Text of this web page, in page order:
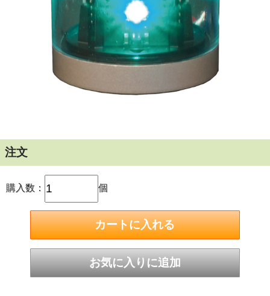
消費電力が少なく、 寿命の長い航海灯シリーズ
DC10～30Vのワイド電源に対応、安定化回路内蔵で電圧変
動を完全に吸収し、安定して発光する。
すべての部品が信頼の日本製
量：200g ／規格：船灯型式承認基準/JIS F 0812 ／ 国交省型
式承認取得品／ NAUTILIGHT
NAUTILIGHT LED航海灯シリーズ
注文
購入数： 個